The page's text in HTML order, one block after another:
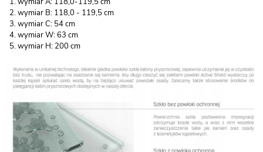
wymiar B: 118,0 - 119,5 cm
wymiar C: 54 cm
wymiar W: 63 cm
wymiar H: 200 cm